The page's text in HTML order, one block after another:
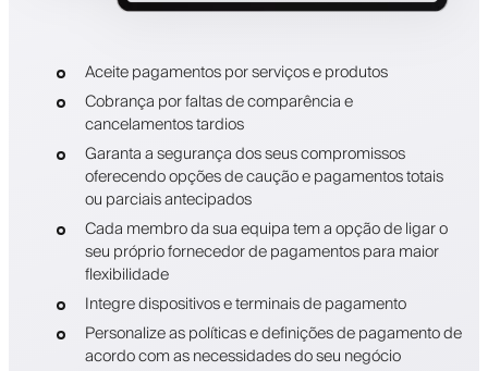
Aceite pagamentos por serviços e produtos
Cobrança por faltas de comparência e
cancelamentos tardios
Garanta a segurança dos seus compromissos
oferecendo opções de caução e pagamentos totais
ou parciais antecipados
Cada membro da sua equipa tem a opção de ligar o
seu próprio fornecedor de pagamentos para maior
flexibilidade
Integre dispositivos e terminais de pagamento
Personalize as políticas e definições de pagamento de
acordo com as necessidades do seu negócio